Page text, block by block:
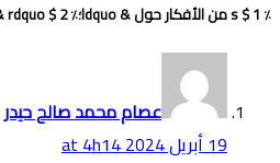
٪ 1 $ s من الأفكار حول & ldquo؛٪ 2 $ s & rdquo؛
عصام محمد صالح حيدر
19 أبريل 2024 at 4h14